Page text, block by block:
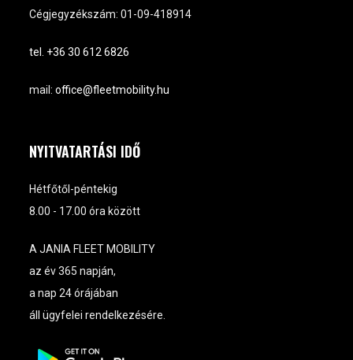
Cégjegyzékszám: 01-09-418914
tel. +36 30 612 6826
mail:office@fleetmobility.hu
NYITVATARTÁSI IDŐ
Hétfőtől-péntekig
8.00 - 17.00 óra között
A JANIA FLEET MOBILITY
az év 365 napján,
a nap 24 órájában
áll ügyfelei rendelkezésére.